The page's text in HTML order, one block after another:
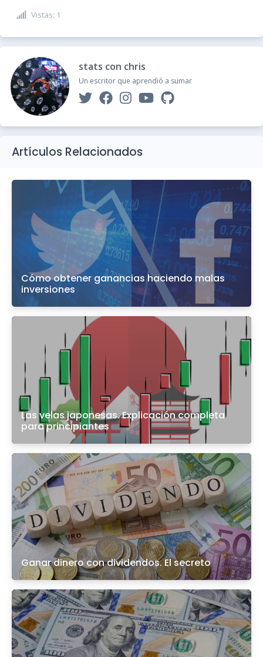
Vistas: 1
stats con chris
Un escritor que aprendió a sumar
Artículos Relacionados
Cómo obtener ganancias haciendo malas
inversiones
Las velas japonesas. Explicación completa
para principiantes
Ganar dinero con dividendos. El secreto